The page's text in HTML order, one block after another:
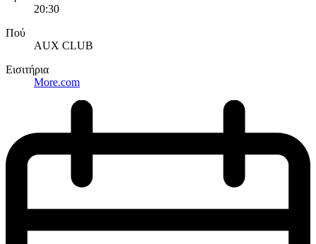
20:30
Πού
AUX CLUB
Εισιτήρια
More.com